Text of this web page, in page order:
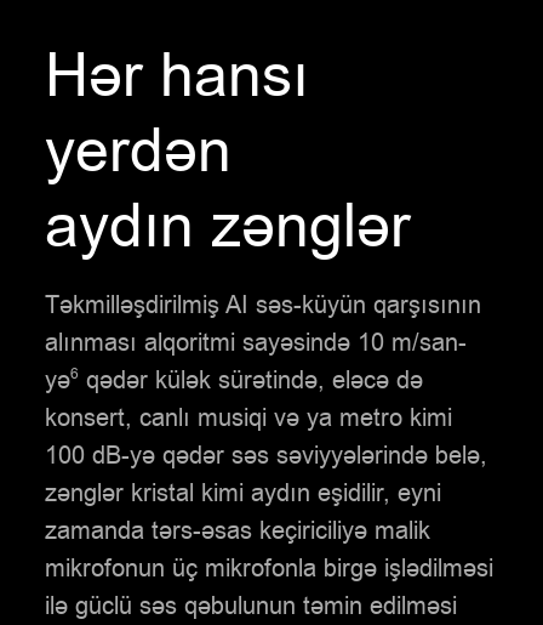
Hər hansı
yerdən
aydın zənglər
Təkmilləşdirilmiş AI səs-küyün qarşısının
alınması alqoritmi sayəsində 10 m/san-
yə6 qədər külək sürətində, eləcə də
konsert, canlı musiqi və ya metro kimi
100 dB-yə qədər səs səviyyələrində belə,
zənglər kristal kimi aydın eşidilir, eyni
zamanda tərs-əsas keçiriciliyə malik
mikrofonun üç mikrofonla birgə işlədilməsi
ilə güclü səs qəbulunun təmin edilməsi